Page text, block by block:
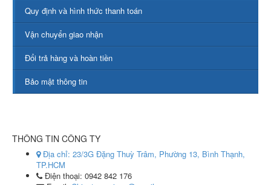
Quy định và hình thức thanh toán
Vận chuyển giao nhận
Đổi trả hàng và hoàn tiền
Bảo mật thông tin
THÔNG TIN CÔNG TY
Địa chỉ: 23/3G Đặng Thuỳ Trâm, Phường 13, Bình Thạnh,
TP.HCM
Điện thoại: 0942 842 176